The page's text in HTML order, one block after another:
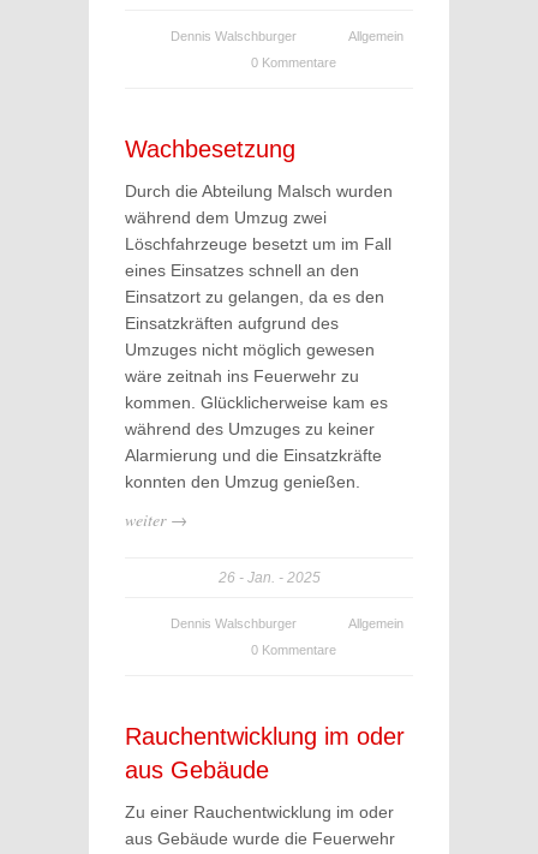
Dennis Walschburger
Allgemein
0 Kommentare
Wachbesetzung
Durch die Abteilung Malsch wurden
während dem Umzug zwei
Löschfahrzeuge besetzt um im Fall
eines Einsatzes schnell an den
Einsatzort zu gelangen, da es den
Einsatzkräften aufgrund des
Umzuges nicht möglich gewesen
wäre zeitnah ins Feuerwehr zu
kommen. Glücklicherweise kam es
während des Umzuges zu keiner
Alarmierung und die Einsatzkräfte
konnten den Umzug genießen.
weiter →
26 Jan. 2025
Dennis Walschburger
Allgemein
0 Kommentare
Rauchentwicklung im oder
aus Gebäude
Zu einer Rauchentwicklung im oder
aus Gebäude wurde die Feuerwehr